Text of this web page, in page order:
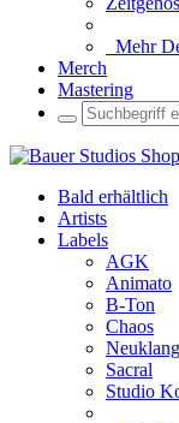
Mehr
Merch
Mastering
Bald erhältlich
Artists
Labels
AGK
Animato
B-Ton
Chaos
Neuklang
Sacral
Studio